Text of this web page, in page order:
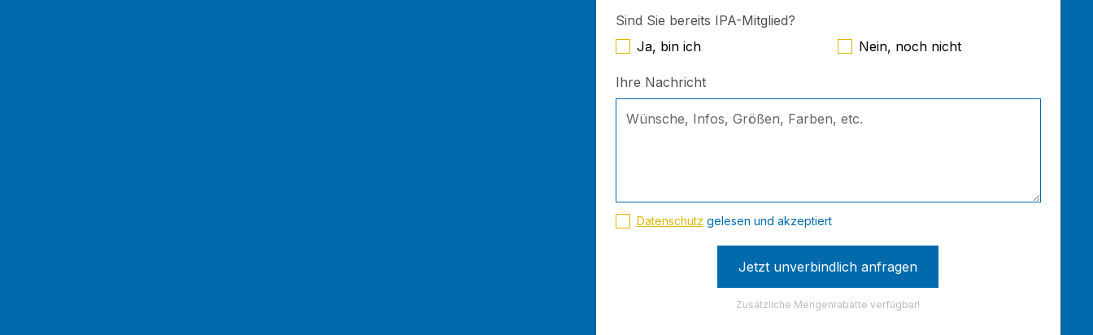
Sind Sie bereits IPA-Mitglied?
Ja, bin ich
Nein, noch nicht
Ihre Nachricht
Datenschutz gelesen und akzeptiert
Zusätzliche Mengenrabatte verfügbar!